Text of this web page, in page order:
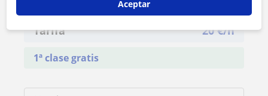
Tarifa 20€/h
1ª clase gratis
Aceptar